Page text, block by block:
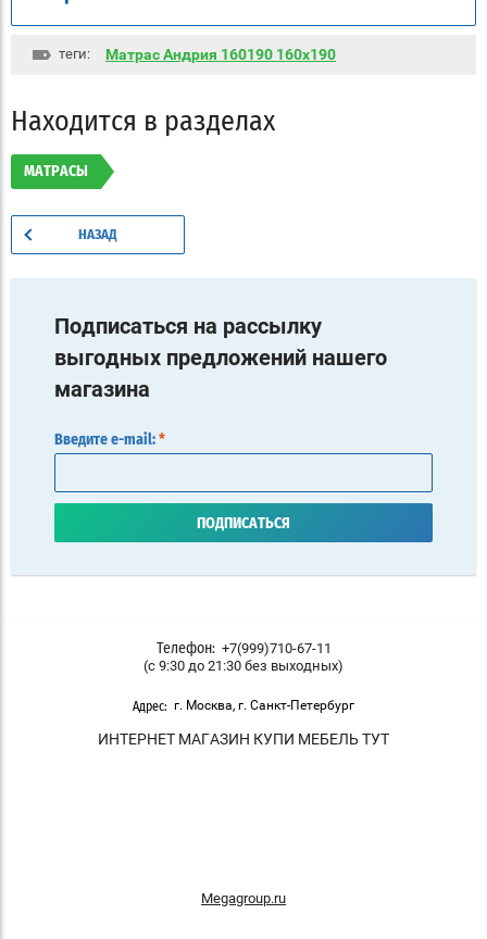
теги: Матрас Андрия 160190 160x190
Находится в разделах
МАТРАСЫ
НАЗАД
Подписаться на рассылку
выгодных предложений нашего
магазина
Введите e-mail: *
ПОДПИСАТЬСЯ
Телефон: +7(999)710-67-11
(с 9:30 до 21:30 без выходных)
Адрес: г. Москва, г. Санкт-Петербург
ИНТЕРНЕТ МАГАЗИН КУПИ МЕБЕЛЬ ТУТ
Megagroup.ru